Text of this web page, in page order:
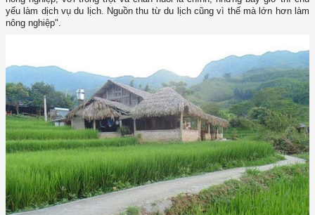
yếu làm dịch vụ du lịch. Nguồn thu từ du lịch cũng vì thế mà lớn hơn làm
nông nghiệp".